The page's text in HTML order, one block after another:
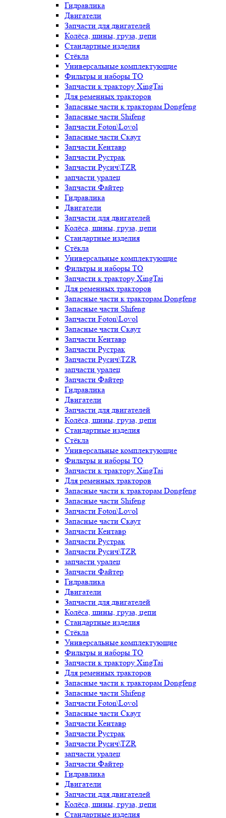
Гидравлика
Двигатели
Запчасти для двигателей
Колёса, шины, груза, цепи
Стандартные изделия
Стёкла
Универсальные комплектующие
Фильтры и наборы ТО
Запчасти к трактору XingTai
Для ременных тракторов
Запасные части к тракторам Dongfeng
Запасные части Shifeng
Запчасти Foton\Lovol
Запасные части Скаут
Запчасти Кентавр
Запчасти Рустрак
Запчасти Русич\TZR
запчасти уралец
Запчасти Файтер
Гидравлика
Двигатели
Запчасти для двигателей
Колёса, шины, груза, цепи
Стандартные изделия
Стёкла
Универсальные комплектующие
Фильтры и наборы ТО
Запчасти к трактору XingTai
Для ременных тракторов
Запасные части к тракторам Dongfeng
Запасные части Shifeng
Запчасти Foton\Lovol
Запасные части Скаут
Запчасти Кентавр
Запчасти Рустрак
Запчасти Русич\TZR
запчасти уралец
Запчасти Файтер
Гидравлика
Двигатели
Запчасти для двигателей
Колёса, шины, груза, цепи
Стандартные изделия
Стёкла
Универсальные комплектующие
Фильтры и наборы ТО
Запчасти к трактору XingTai
Для ременных тракторов
Запасные части к тракторам Dongfeng
Запасные части Shifeng
Запчасти Foton\Lovol
Запасные части Скаут
Запчасти Кентавр
Запчасти Рустрак
Запчасти Русич\TZR
запчасти уралец
Запчасти Файтер
Гидравлика
Двигатели
Запчасти для двигателей
Колёса, шины, груза, цепи
Стандартные изделия
Стёкла
Универсальные комплектующие
Фильтры и наборы ТО
Запчасти к трактору XingTai
Для ременных тракторов
Запасные части к тракторам Dongfeng
Запасные части Shifeng
Запчасти Foton\Lovol
Запасные части Скаут
Запчасти Кентавр
Запчасти Рустрак
Запчасти Русич\TZR
запчасти уралец
Запчасти Файтер
Гидравлика
Двигатели
Запчасти для двигателей
Колёса, шины, груза, цепи
Стандартные изделия